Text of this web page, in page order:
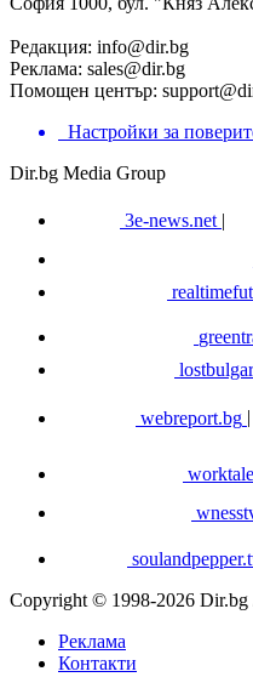
Редакция: info@dir.bg
Реклама: sales@dir.bg
Помощен център:
Настройки за
Dir.bg Media Group
3e-news.net |
webreport.bg
Copyright © 1998-2026 Dir.bg
Реклама
Контакти